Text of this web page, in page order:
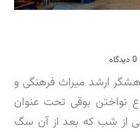
0 دیدگاه
ارشد میراث فرهنگی و
نواختن بوقی تحت عنوان
از شب که بعد از آن سگ